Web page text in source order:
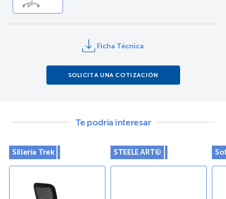
Ficha Técnica
SOLICITA UNA COTIZACIÓN
Te podría interesar
Sillería Trek STEELE ART®